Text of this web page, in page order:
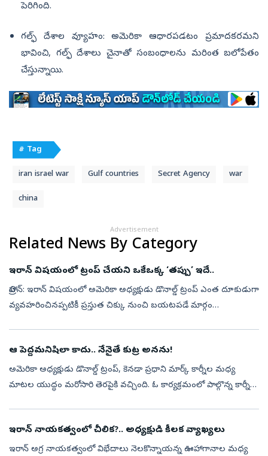
పెరిగింది.
గల్ఫ్ దేశాల వ్యూహం: అమెరికా ఆధారపడటం ప్రమాదకరమని
భావించి, గల్ఫ్ దేశాలు చైనాతో సంబంధాలను మరింత బలోపేతం
చేస్తున్నాయి.
# Tag
iran israel war Gulf countries Secret Agency war
china
Advertisement
Related News By Category
ఇరాన్‌ విషయంలో ట్రంప్‌ చేయని ఒకేఒక్క ‘తప్పు’ ఇదే..
టెహ్రాన్‌: ఇరాన్ విషయంలో అమెరికా అధ్యక్షుడు డొనాల్డ్ ట్రంప్ ఎంత దూకుడుగా
వ్యవహరించినప్పటికీ ప్రస్తుత చిక్కు నుంచి బయటపడే మార్గం
ఆ పెద్దమనిషిలా కాదు.. నేనైతే కుట్ర అనను!
అమెరికా అధ్యక్షుడు డొనాల్డ్‌ ట్రంప్‌, కెనడా ప్రధాని మార్క్‌ కార్నీల మధ్య
మాటల యుద్ధం మరోసారి తెరపైకి వచ్చింది. ఓ కార్యక్రమంలో పాల్గొన్న కార్నీకి
ఇరాన్‌ నాయకత్వంలో చీలిక?.. అధ్యక్షుడి కీలక వ్యాఖ్యలు
ఇరాన్‌ అగ్ర నాయకత్వంలో విభేదాలు నెలకొన్నాయన్న ఊహాగానాల మధ్య